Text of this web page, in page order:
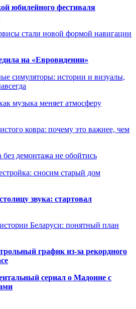
юбилейного фестиваля
стали новой формой навигации
на «Евровидении»
симуляторы: истории и визуалы,
музыка меняет атмосферу
ковра: почему это важнее, чем
без демонтажа не обойтись
сносим старый дом
звука: стартовал
Беларуси: понятный план
график из-за рекордного
сериал о Мадонне с